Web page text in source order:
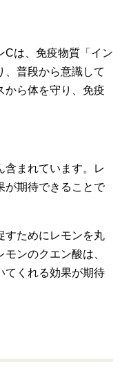
Cは、免疫物質「イン
、普段から意識して
から体を守り、免疫
含まれています。レ
が期待できることで
すためにレモンを丸
ンのクエン酸は、
てくれる効果が期待